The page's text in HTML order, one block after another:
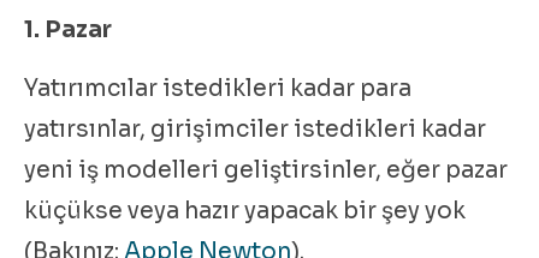
1. Pazar
Yatırımcılar istedikleri kadar para
yatırsınlar, girişimciler istedikleri kadar
yeni iş modelleri geliştirsinler, eğer pazar
küçükse veya hazır yapacak bir şey yok
(Bakınız: Apple Newton).